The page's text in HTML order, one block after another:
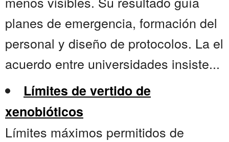
planes de emergencia, formación del
personal y diseño de protocolos. La el
acuerdo entre universidades insiste...
Límites de vertido de
xenobióticos
Límites máximos permitidos de